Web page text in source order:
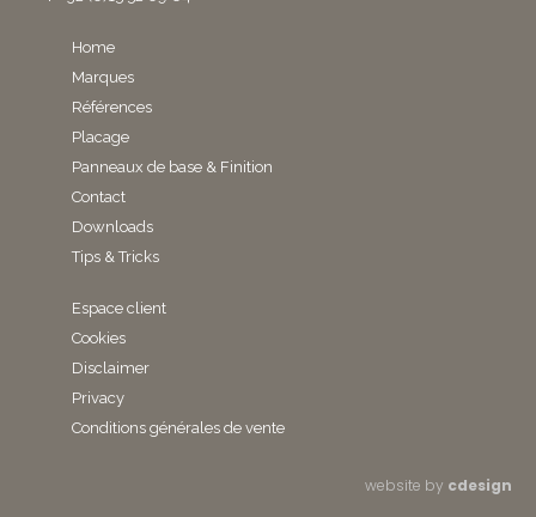
Home
Marques
Références
Placage
Panneaux de base & Finition
Contact
Downloads
Tips & Tricks
Espace client
Cookies
Disclaimer
Privacy
Conditions générales de vente
website by cdesign